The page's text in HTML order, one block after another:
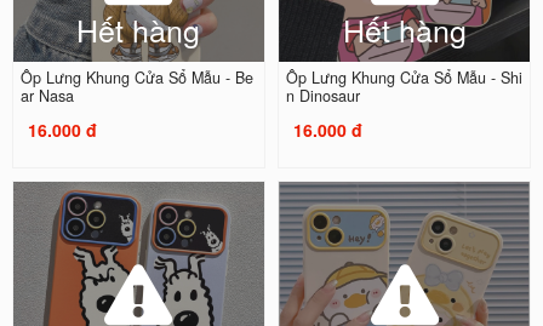
Hết hàng
Ốp Lưng Khung Cửa Sổ Mẫu - Be
ar Nasa
16.000 đ
Hết hàng
Ốp Lưng Khung Cửa Sổ Mẫu - Shi
n Dinosaur
16.000 đ